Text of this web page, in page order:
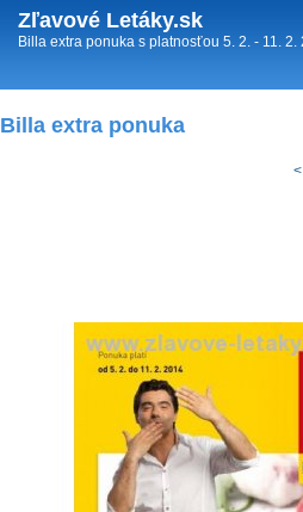
Zľavové Letáky.sk
Billa extra ponuka s platnosťou 5. 2. - 11.
Billa extra ponuka